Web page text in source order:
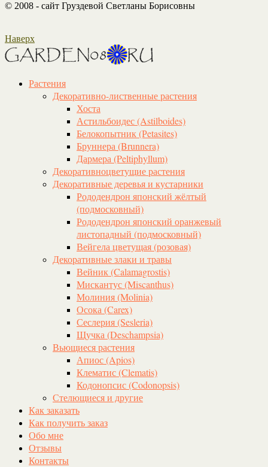
© 2008 - сайт Груздевой Светланы Борисовны
Наверх
Растения
Декоративно-лиственные растения
Хоста
Астильбоидес (Astilboides)
Белокопытник (Рetasites)
Бруннера (Brunnera)
Дармера (Peltiphyllum)
Декоративноцветущие растения
Декоративные деревья и кустарники
Рододендрон японский жёлтый
(подмосковный)
Рододендрон японский оранжевый
листопадный (подмосковный)
Вейгела цветущая (розовая)
Декоративные злаки и травы
Вейник (Calamagrostis)
Мискантус (Miscanthus)
Молиния (Molinia)
Осока (Carex)
Сеслерия (Sesleria)
Щучка (Deschampsia)
Вьющиеся растения
Апиос (Apios)
Клематис (Clematis)
Кодонопсис (Codonopsis)
Стелющиеся и другие
Как заказать
Как получить заказ
Обо мне
Отзывы
Контакты